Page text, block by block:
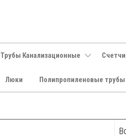
Трубы Канализационные
Люки Полипропиленовые трубы